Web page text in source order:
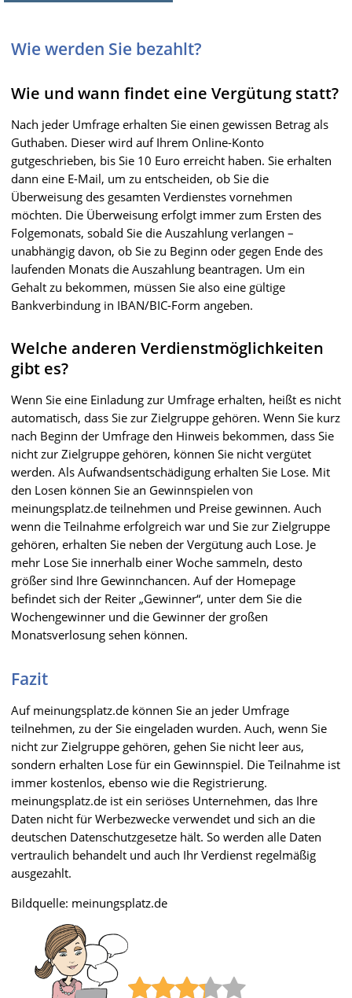
Wie werden Sie bezahlt?
Wie und wann findet eine Vergütung statt?
Nach jeder Umfrage erhalten Sie einen gewissen Betrag als
Guthaben. Dieser wird auf Ihrem Online-Konto
gutgeschrieben, bis Sie 10 Euro erreicht haben. Sie erhalten
dann eine E-Mail, um zu entscheiden, ob Sie die
Überweisung des gesamten Verdienstes vornehmen
möchten. Die Überweisung erfolgt immer zum Ersten des
Folgemonats, sobald Sie die Auszahlung verlangen –
unabhängig davon, ob Sie zu Beginn oder gegen Ende des
laufenden Monats die Auszahlung beantragen. Um ein
Gehalt zu bekommen, müssen Sie also eine gültige
Bankverbindung in IBAN/BIC-Form angeben.
Welche anderen Verdienstmöglichkeiten
gibt es?
Wenn Sie eine Einladung zur Umfrage erhalten, heißt es nicht
automatisch, dass Sie zur Zielgruppe gehören. Wenn Sie kurz
nach Beginn der Umfrage den Hinweis bekommen, dass Sie
nicht zur Zielgruppe gehören, können Sie nicht vergütet
werden. Als Aufwandsentschädigung erhalten Sie Lose. Mit
den Losen können Sie an Gewinnspielen von
meinungsplatz.de teilnehmen und Preise gewinnen. Auch
wenn die Teilnahme erfolgreich war und Sie zur Zielgruppe
gehören, erhalten Sie neben der Vergütung auch Lose. Je
mehr Lose Sie innerhalb einer Woche sammeln, desto
größer sind Ihre Gewinnchancen. Auf der Homepage
befindet sich der Reiter „Gewinner“, unter dem Sie die
Wochengewinner und die Gewinner der großen
Monatsverlosung sehen können.
Fazit
Auf meinungsplatz.de können Sie an jeder Umfrage
teilnehmen, zu der Sie eingeladen wurden. Auch, wenn Sie
nicht zur Zielgruppe gehören, gehen Sie nicht leer aus,
sondern erhalten Lose für ein Gewinnspiel. Die Teilnahme ist
immer kostenlos, ebenso wie die Registrierung.
meinungsplatz.de ist ein seriöses Unternehmen, das Ihre
Daten nicht für Werbezwecke verwendet und sich an die
deutschen Datenschutzgesetze hält. So werden alle Daten
vertraulich behandelt und auch Ihr Verdienst regelmäßig
ausgezahlt.
Bildquelle: meinungsplatz.de